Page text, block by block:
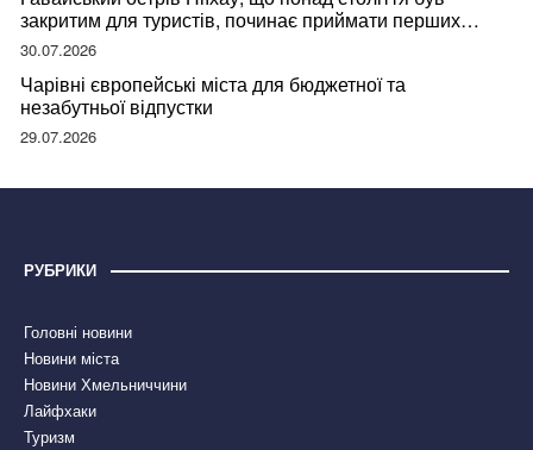
закритим для туристів, починає приймати перших
відвідувачів
30.07.2026
Чарівні європейські міста для бюджетної та
незабутньої відпустки
29.07.2026
РУБРИКИ
Головні новини
Новини міста
Новини Хмельниччини
Лайфхаки
Туризм